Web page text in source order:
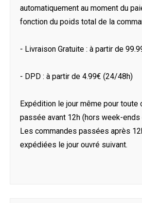
automatiquement au moment du
fonction du poids total de la
- Livraison Gratuite : à partir de
- DPD : à partir de 4.99€ (24/48h)
Expédition le jour même pour toute
passée avant 12h (hors week-
Les commandes passées après
expédiées le jour ouvré suivant.